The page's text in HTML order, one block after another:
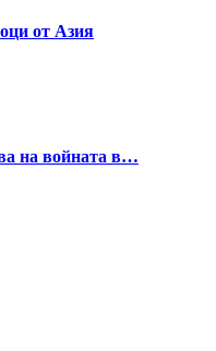
от Азия
на войната в…